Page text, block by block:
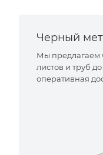
Черный
Мы предлагаем
листов и труб
оперативная